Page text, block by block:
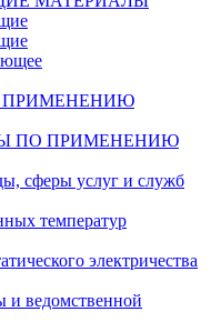
ПРИМЕНЕНИЮ
ПО ПРИМЕНЕНИЮ
сферы услуг и служб
температур
электричества
и ведомственной